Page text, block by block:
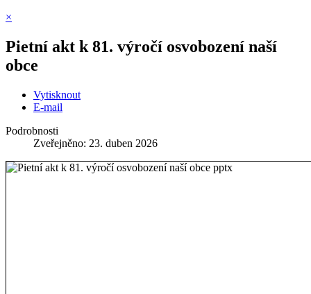
×
Pietní akt k 81. výročí osvobození naší
obce
Vytisknout
E-mail
Podrobnosti
Zveřejněno: 23. duben 2026